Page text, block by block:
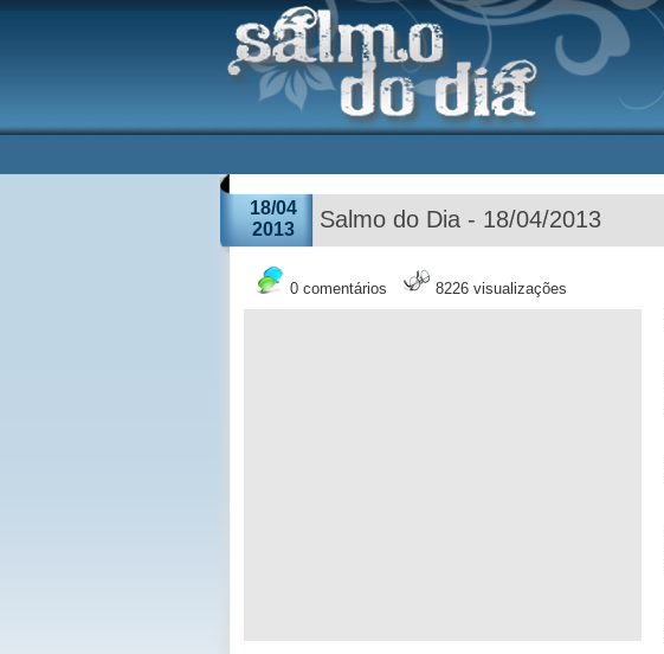
18/04
2013
Salmo do Dia - 18/04/2013
0 comentários 8226 visualizações